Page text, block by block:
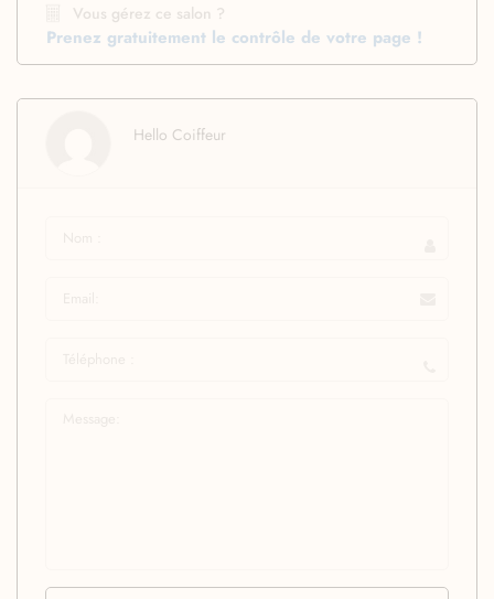
Vous gérez ce salon ?
Prenez gratuitement le contrôle de votre page !
Hello Coiffeur